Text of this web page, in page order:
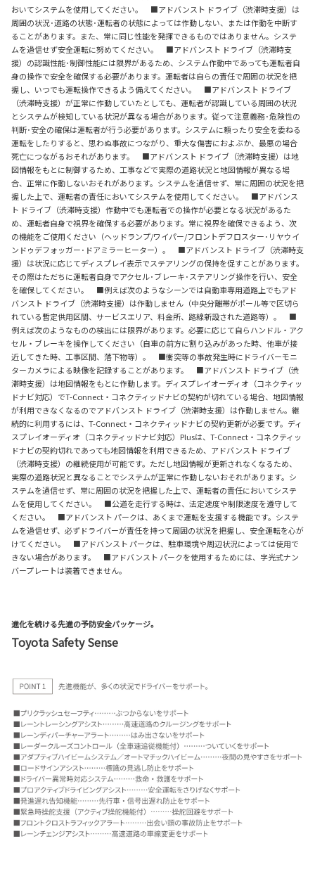
おいてシステムを使用してください。 ■アドバンスト ドライブ（渋滞時支援）は
周囲の状況･道路の状態･運転者の状態によっては作動しない、または作動を中断す
ることがあります。また、常に同じ性能を発揮できるものではありません。システ
ムを過信せず安全運転に努めてください。 ■アドバンスト ドライブ（渋滞時支
援）の認識性能･制御性能には限界があるため、システム作動中であっても運転者自
身の操作で安全を確保する必要があります。運転者は自らの責任で周囲の状況を把
握し、いつでも運転操作できるよう備えてください。 ■アドバンスト ドライブ
（渋滞時支援）が正常に作動していたとしても、運転者が認識している周囲の状況
とシステムが検知している状況が異なる場合があります。従って注意義務･危険性の
判断･安全の確保は運転者が行う必要があります。システムに頼ったり安全を委ねる
運転をしたりすると、思わぬ事故につながり、重大な傷害におよぶか、最悪の場合
死亡につながるおそれがあります。 ■アドバンスト ドライブ（渋滞時支援）は地
図情報をもとに制御するため、工事などで実際の道路状況と地図情報が異なる場
合、正常に作動しないおそれがあります。システムを過信せず、常に周囲の状況を把
握した上で、運転者の責任においてシステムを使用してください。 ■アドバンス
ト ドライブ（渋滞時支援）作動中でも運転者での操作が必要となる状況があるた
め、運転者自身で視界を確保する必要があります。常に視界を確保できるよう、次
の機能をご使用ください（ヘッドランプ/ワイパー/フロントデフロスター･リヤウイ
ンドゥデフォッガー･ドアミラーヒーター）。 ■アドバンスト ドライブ（渋滞時支
援）は状況に応じてディスプレイ表示でステアリングの保持を促すことがあります。
その際はただちに運転者自身でアクセル･ブレーキ･ステアリング操作を行い、安全
を確保してください。 ■例えば次のようなシーンでは自動車専用道路上でもアド
バンスト ドライブ（渋滞時支援）は作動しません（中央分離帯がポール等で区切ら
れている暫定供用区間、サービスエリア、料金所、路線新設された道路等）。 ■
例えば次のようなものの検出には限界があります。必要に応じて自らハンドル・アク
セル・ブレーキを操作してください（自車の前方に割り込みがあった時、他車が接
近してきた時、工事区間、落下物等）。 ■衝突等の事故発生時にドライバーモニ
ターカメラによる映像を記録することがあります。 ■アドバンスト ドライブ（渋
滞時支援）は地図情報をもとに作動します。ディスプレイオーディオ（コネクティッ
ドナビ対応）でT-Connect・コネクティッドナビの契約が切れている場合、地図情報
が利用できなくなるのでアドバンスト ドライブ（渋滞時支援）は作動しません。継
続的に利用するには、T-Connect・コネクティッドナビの契約更新が必要です。ディ
スプレイオーディオ（コネクティッドナビ対応）Plusは、T-Connect・コネクティッ
ドナビの契約切れであっても地図情報を利用できるため、アドバンスト ドライブ
（渋滞時支援）の継続使用が可能です。ただし地図情報が更新されなくなるため、
実際の道路状況と異なることでシステムが正常に作動しないおそれがあります。シ
ステムを過信せず、常に周囲の状況を把握した上で、運転者の責任においてシステ
ムを使用してください。 ■公道を走行する時は、法定速度や制限速度を遵守して
ください。 ■アドバンスト パークは、あくまで運転を支援する機能です。システ
ムを過信せず、必ずドライバーが責任を持って周囲の状況を把握し、安全運転を心が
けてください。 ■アドバンスト パークは、駐車環境や周辺状況によっては使用で
きない場合があります。 ■アドバンスト パークを使用するためには、字光式ナン
バープレートは装着できません。
進化を続ける先進の予防安全パッケージ。
Toyota Safety Sense